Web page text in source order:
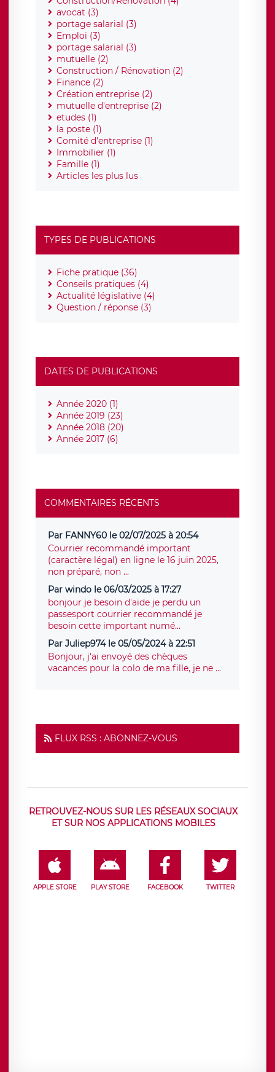
avocat (3)
portage salarial (3)
Emploi (3)
portage salarial (3)
mutuelle (2)
Construction / Rénovation (2)
Finance (2)
Création entreprise (2)
mutuelle d'entreprise (2)
etudes (1)
la poste (1)
Comité d'entreprise (1)
Immobilier (1)
Famille (1)
Articles les plus lus
TYPES DE PUBLICATIONS
Fiche pratique (36)
Conseils pratiques (4)
Actualité législative (4)
Question / réponse (3)
DATES DE PUBLICATIONS
Année 2020 (1)
Année 2019 (23)
Année 2018 (20)
Année 2017 (6)
COMMENTAIRES RÉCENTS
Par FANNY60 le 02/07/2025 à 20:54
Courrier recommandé important
(caractère légal) en ligne le 16 juin 2025,
non préparé, non ...
Par windo le 06/03/2025 à 17:27
bonjour je besoin d'aide je perdu un
passesport courrier recommandé je
besoin cette important numé...
Par Juliep974 le 05/05/2024 à 22:51
Bonjour, j'ai envoyé des chèques
vacances pour la colo de ma fille, je ne ...
FLUX RSS : ABONNEZ-VOUS
RETROUVEZ-NOUS SUR LES RÉSEAUX SOCIAUX
ET SUR NOS APPLICATIONS MOBILES
APPLE STORE PLAY STORE FACEBOOK TWITTER